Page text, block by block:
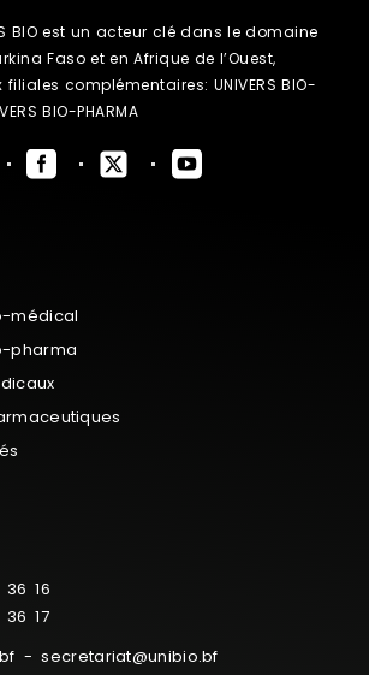
BIO est un acteur clé dans le domaine
Faso et en Afrique de l’Ouest,
complémentaires: UNIVERS BIO-
BIO-PHARMA
médical
pharma
16
17
- secretariat@unibio.bf